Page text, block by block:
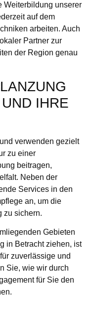
Weiterbildung unserer
auf dem
arbeiten. Auch
Partner zur
der Region genau
IHRE
verwenden gezielt
zu einer
beitragen,
Neben der
Services in den
an, um die
zu sichern.
Gebieten
in Betracht ziehen, ist
zuverlässige und
Sie, wie wir durch
für Sie den